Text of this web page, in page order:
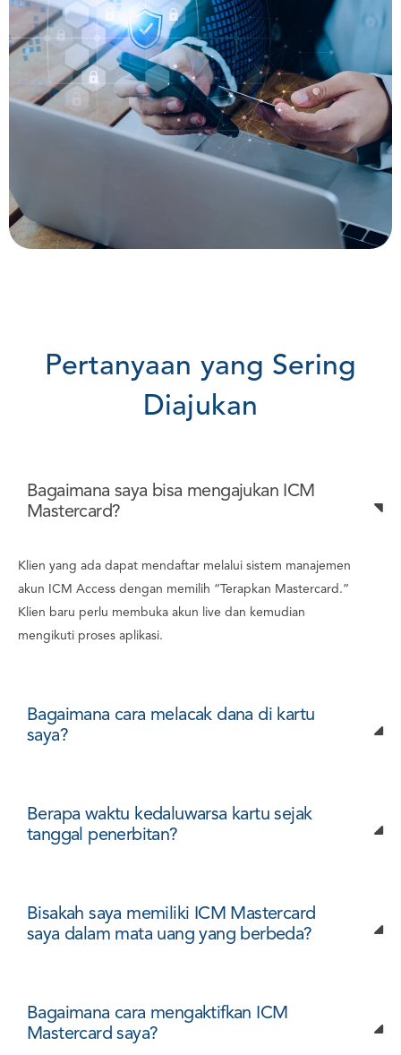
Pertanyaan yang Sering
Diajukan
Bagaimana saya bisa mengajukan ICM
Mastercard?
Klien yang ada dapat mendaftar melalui sistem manajemen
akun ICM Access dengan memilih “Terapkan Mastercard.”
Klien baru perlu membuka akun live dan kemudian
mengikuti proses aplikasi.
Bagaimana cara melacak dana di kartu
saya?
Berapa waktu kedaluwarsa kartu sejak
tanggal penerbitan?
Bisakah saya memiliki ICM Mastercard
saya dalam mata uang yang berbeda?
Bagaimana cara mengaktifkan ICM
Mastercard saya?